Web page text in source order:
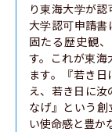
り東海大学が
大学認可申請
固たる歴史観
す。これが東海
ます。『若き
え、若き日に汝
なげ』という
い使命感と豊か